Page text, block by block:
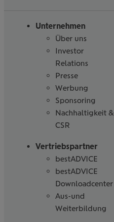
Unternehmen
Über uns
Investor
Relations
Presse
Werbung
Sponsoring
Nachhaltigkeit &
CSR
Vertriebspartner
bestADVICE
bestADVICE
Downloadcenter
Aus-und
Weiterbildung